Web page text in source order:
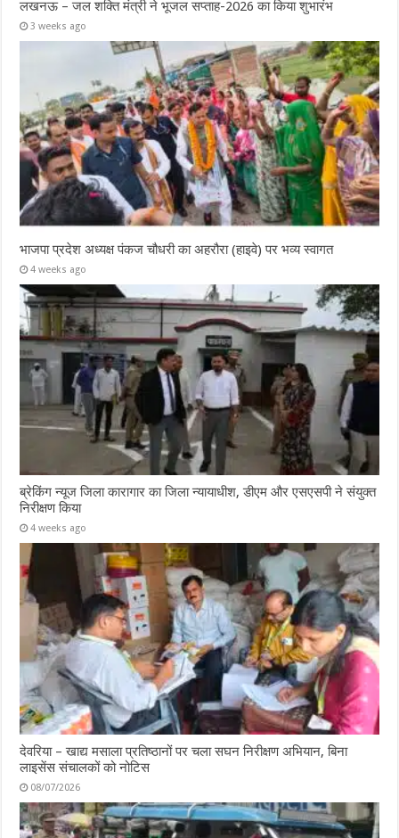
लखनऊ – जल शक्ति मंत्री ने भूजल सप्ताह-2026 का किया शुभारंभ
3 weeks ago
भाजपा प्रदेश अध्यक्ष पंकज चौधरी का अहरौरा (हाइवे) पर भव्य स्वागत
4 weeks ago
ब्रेकिंग न्यूज जिला कारागार का जिला न्यायाधीश, डीएम और एसएसपी ने संयुक्त
निरीक्षण किया
4 weeks ago
देवरिया – खाद्य मसाला प्रतिष्ठानों पर चला सघन निरीक्षण अभियान, बिना
लाइसेंस संचालकों को नोटिस
08/07/2026